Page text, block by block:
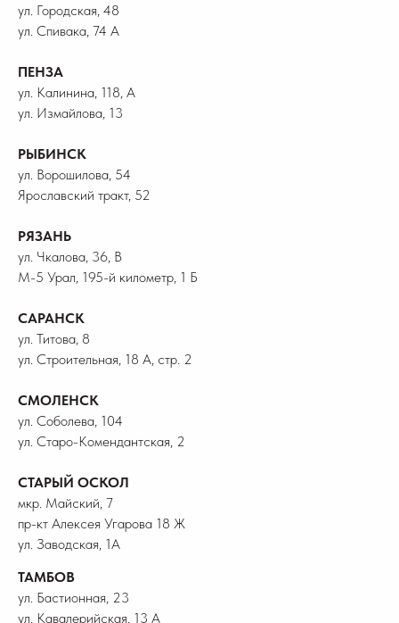
ул. Городская, 48
ул. Спивака, 74 А
ПЕНЗА
ул. Калинина, 118, А
ул. Измайлова, 13
РЫБИНСК
ул. Ворошилова, 54
Ярославский тракт, 52
РЯЗАНЬ
ул. Чкалова, 36, В
М-5 Урал, 195-й километр, 1 Б
САРАНСК
ул. Титова, 8
ул. Строительная, 18 А, стр. 2
СМОЛЕНСК
ул. Соболева, 104
ул. Старо-Комендантская, 2
СТАРЫЙ ОСКОЛ
мкр. Майский, 7
пр-кт Алексея Угарова 18 Ж
ул. Заводская, 1А
ТАМБОВ
ул. Бастионная, 23
ул. Кавалерийская, 13 А